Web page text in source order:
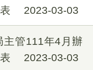
2023-03-03
主管111年4月辦
2023-03-03